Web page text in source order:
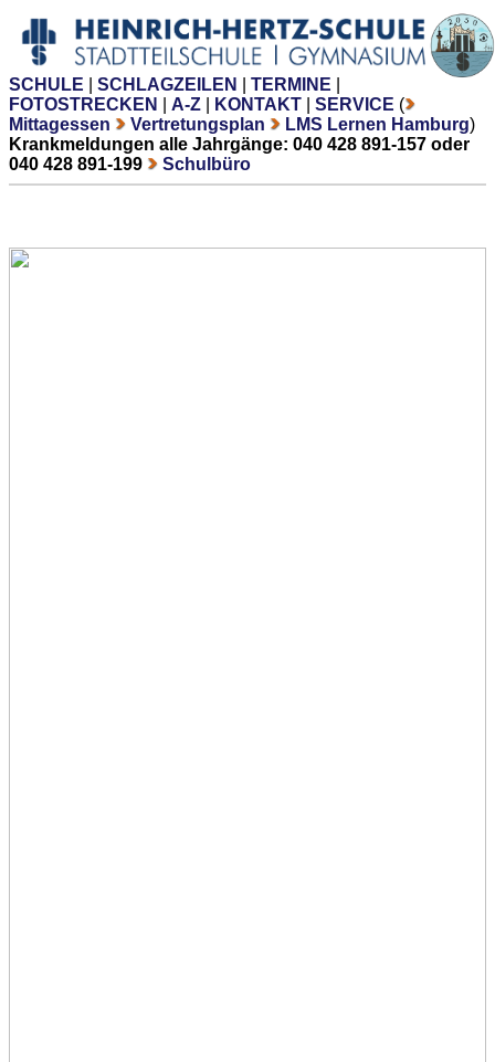
SCHULE SCHLAGZEILEN TERMINE
FOTOSTRECKEN
A-Z KONTAKT SERVICE (
Mittagessen
Vertretungsplan LMS Lernen Hamburg)
Krankmeldungen alle Jahrgänge: 040 428 891-157 oder
040 428 891-199
Schulbüro